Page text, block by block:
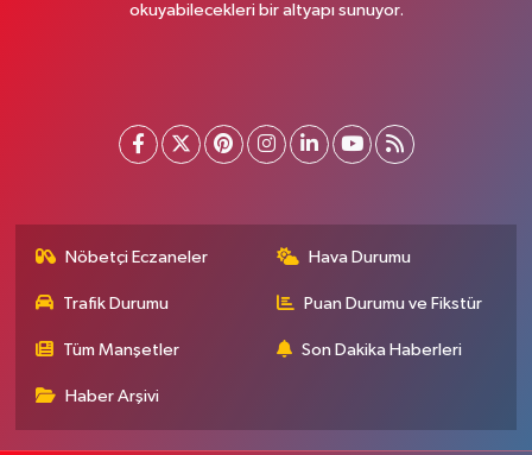
okuyabilecekleri bir altyapı sunuyor.
Nöbetçi Eczaneler Hava Durumu
Trafik Durumu Puan Durumu ve Fikstür
Tüm Manşetler Son Dakika Haberleri
Haber Arşivi